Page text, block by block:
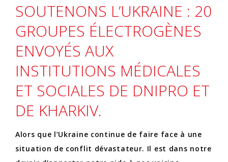
SOUTENONS L’UKRAINE : 20
GROUPES ÉLECTROGÈNES
ENVOYÉS AUX
INSTITUTIONS MÉDICALES
ET SOCIALES DE DNIPRO ET
DE KHARKIV.
Alors que l’Ukraine continue de faire face à une
situation de conflit dévastateur. Il est dans notre